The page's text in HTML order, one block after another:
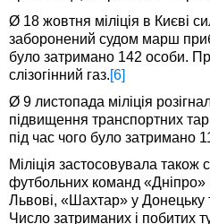
Ø 18 жовтня міліція в Києві
заборонений судом марш
було затримано 142 особи.
слізогінний газ.[6]
Ø 9 листопада міліція
підвищення транспортних
під час чого було затримано
Міліція застосовувала також
футбольних команд «Дніпро»
Львові, «Шахтар» у Донецьку
Число затриманих і побитих